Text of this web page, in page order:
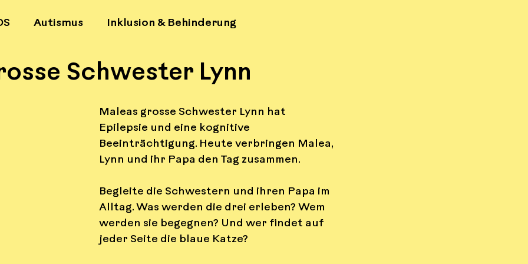
Autismus Inklusion & Behinderung
Psychische Gesundheit Gefühle
Aufklärung LGBTQ+ Familienalltag
Schwester Lynn
Maleas grosse Schwester Lynn hat
Epilepsie und eine kognitive
Beeinträchtigung. Heute verbringen Malea,
Lynn und ihr Papa den Tag zusammen.
Begleite die Schwestern und ihren Papa im
Alltag. Was werden die drei erleben? Wem
werden sie begegnen? Und wer findet auf
jeder Seite die blaue Katze?